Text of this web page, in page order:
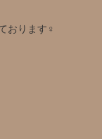
おります‍♀️